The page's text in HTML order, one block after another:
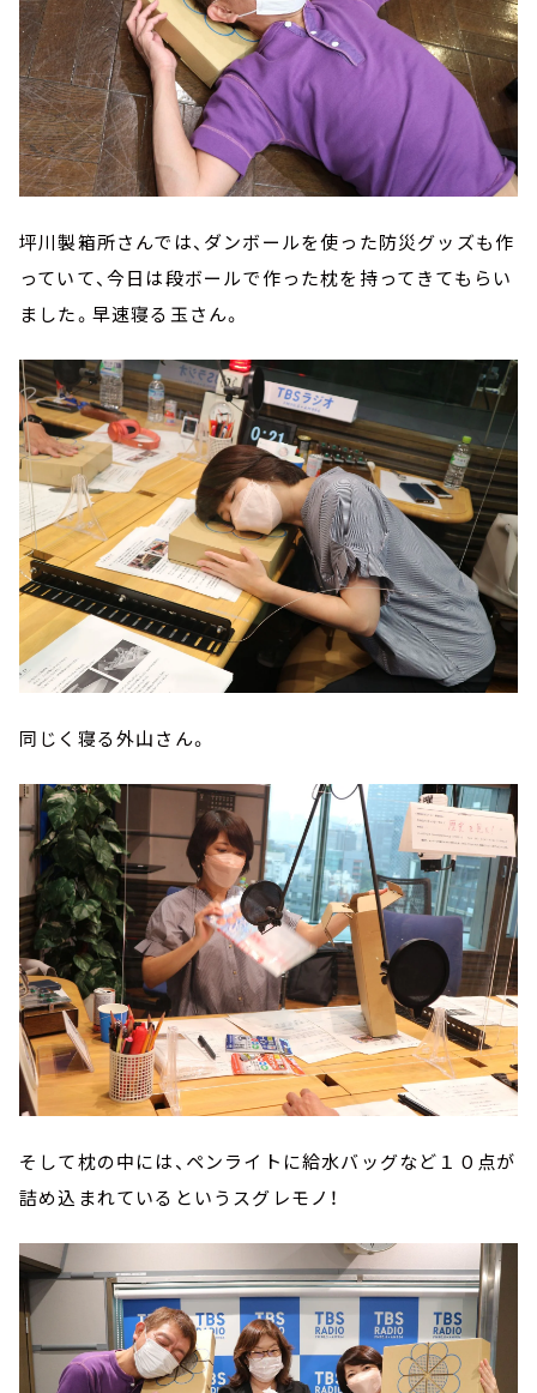
坪川製箱所さんでは、ダンボールを使った防災グッズも作
っていて、今日は段ボールで作った枕を持ってきてもらい
ました。早速寝る玉さん。
同じく寝る外山さん。
そして枕の中には、ペンライトに給水バッグなど１０点が
詰め込まれているというスグレモノ！